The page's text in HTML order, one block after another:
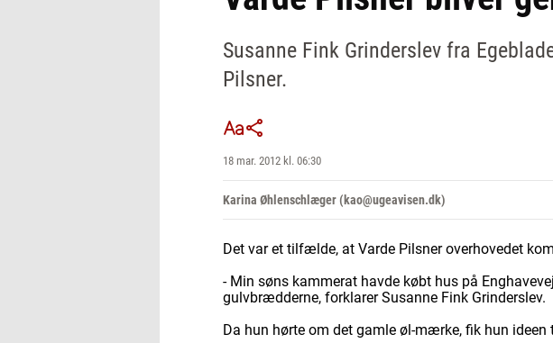
Susanne Fink Grinderslev fra
Pilsner.
18 mar. 2012 kl. 06:30
Karina Øhlenschlæger (kao@ugeavisen.dk)
Det var et tilfælde, at Varde Pilsner overhovedet
- Min søns kammerat havde købt hus på
gulvbrædderne, forklarer Susanne Fink Grinderslev.
Da hun hørte om det gamle øl-mærke, fik hun ideen